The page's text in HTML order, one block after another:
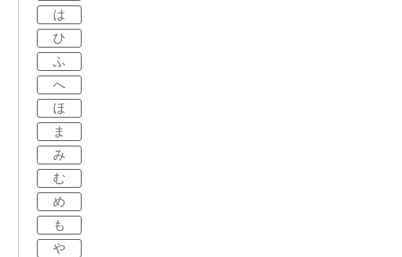
は
ひ
ふ
へ
ほ
ま
み
む
め
も
や